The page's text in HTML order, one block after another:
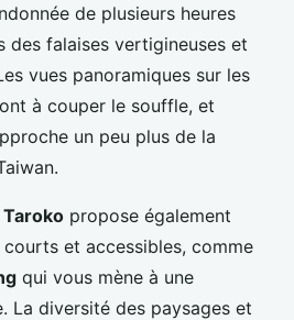
de plusieurs heures
des falaises vertigineuses et
vues panoramiques sur les
à couper le souffle, et
un peu plus de la
propose également
courts et accessibles, comme
qui vous mène à une
La diversité des paysages et